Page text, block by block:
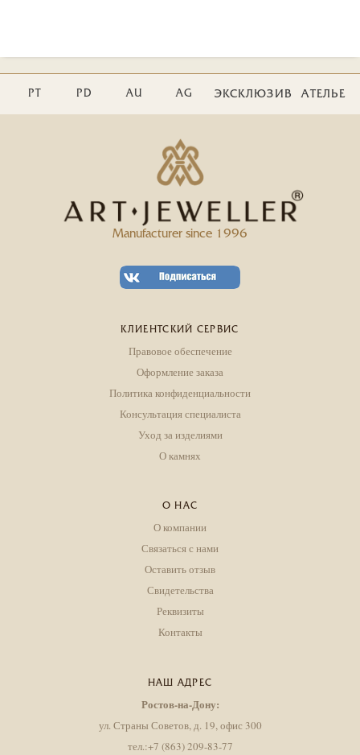
PT PD AU AG ЭКСКЛЮЗИВ АТЕЛЬЕ
Manufacturer since 1996
КЛИЕНТСКИЙ СЕРВИС
Правовое обеспечение
Оформление заказа
Политика конфиденциальности
Консультация специалиста
Уход за изделиями
О камнях
О НАС
О компании
Связаться с нами
Оставить отзыв
Свидетельства
Реквизиты
Контакты
НАШ АДРЕС
Ростов-на-Дону:
ул. Страны Советов, д. 19, офис 300
тел.:+7 (863) 209-83-77